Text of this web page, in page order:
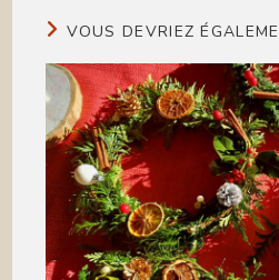
VOUS DEVRIEZ